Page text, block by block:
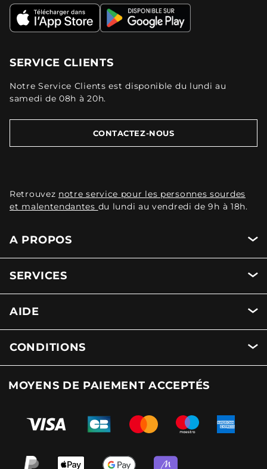
SERVICE CLIENTS
Notre Service Clients est disponible du lundi au
samedi de 08h à 20h.
CONTACTEZ-NOUS
Retrouvez notre service pour les personnes sourdes
et malentendantes du lundi au vendredi de 9h à 18h.
A PROPOS
SERVICES
AIDE
CONDITIONS
MOYENS DE PAIEMENT ACCEPTÉS